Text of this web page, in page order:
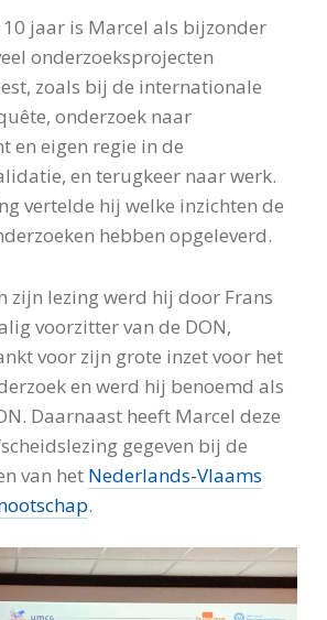
jaar is Marcel als bijzonder
onderzoeksprojecten
zoals bij de internationale
onderzoek naar
en eigen regie in de
en terugkeer naar werk.
vertelde hij welke inzichten de
hebben opgeleverd.
zijn lezing werd hij door Frans
voorzitter van de DON,
voor zijn grote inzet voor het
en werd hij benoemd als
Daarnaast heeft Marcel deze
gegeven bij de
van het Nederlands-Vlaams
.